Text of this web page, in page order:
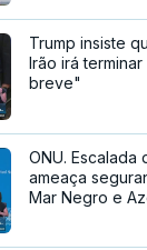
Trump insiste
Irão irá
breve"
ONU. Escalada
ameaça
Mar Negro e